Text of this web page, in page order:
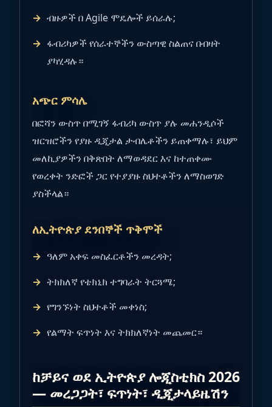
ብዙዎች በ Agile ሞዴሎች ይሰራሉ;
ፋብሪካዎች የሰራተኞችን ውስጣዊ ስልጠና በብዛት
ያካሂዳሉ።
አጭር ምሳሌ
በፎሻን ውስጥ በሚገኝ ፋብሪካ ውስጥ ያሉ መሐንዲሶች
ዝርዝሮችን የያዙ ዲጂታል ታብሌቶችን ይጠቀማሉ፣ ይህም
መለኪያዎችን በቅጽበት ለማወዳደር እና ከተጠቀሙ
የወረቀት ንድፎች ጋር የተያያዙ ስህተቶችን ለማስወገድ
ያስችላል።
ለኢትዮጵያ ደንበኞች ጥቅሞች
ዓለም አቀፍ መስፈርቶችን መረዳት;
ትክክለኛ የቴክኒክ ተግባራት ትርጓሜ;
የግንኙነት ስህተቶች መቀነስ;
የልማት ፍጥነት እና ትክክለኛነት መጨመር።
ከቻይና ወደ ኢትዮጵያ ሎጂስቲክስ 2026
— መረጋጋት፣ ፍጥነት፣ ዲጂታላይዜሽን